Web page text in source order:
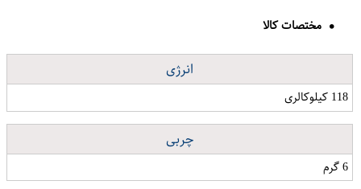
مختصات کالا
انرژی
118 کیلوکالری
چربی
6 گرم